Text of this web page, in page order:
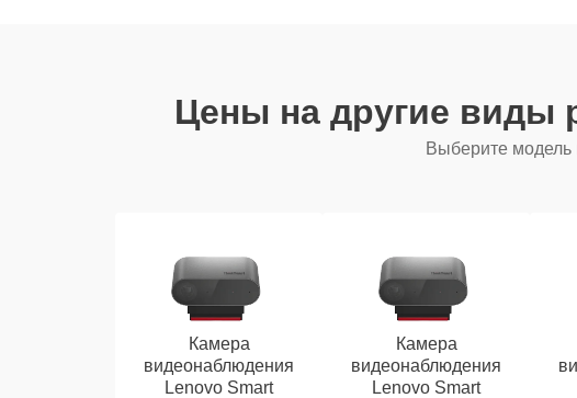
Цены на другие виды
Выберите модель
Камера
видеонаблюдения
Lenovo Smart
Камера
видеонаблюдения
Lenovo Smart